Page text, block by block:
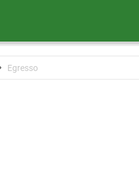
Egresso